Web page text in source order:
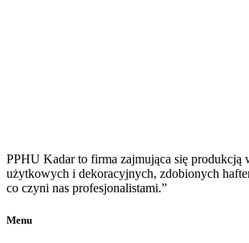
PPHU Kadar to firma zajmująca się produkcją
użytkowych i dekoracyjnych, zdobionych
co czyni nas profesjonalistami.”
Menu